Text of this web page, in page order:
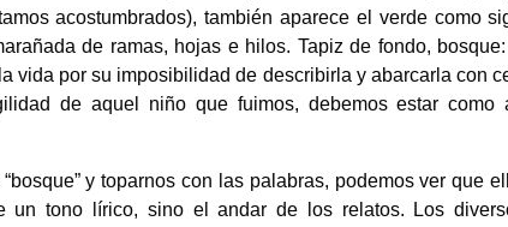
acostumbrados), también aparece el verde como
de ramas, hojas e hilos. Tapiz de fondo,
vida por su imposibilidad de describirla y abarcarla con
de aquel niño que fuimos, debemos estar
y toparnos con las palabras, podemos ver que
un tono lírico, sino el andar de los relatos. Los